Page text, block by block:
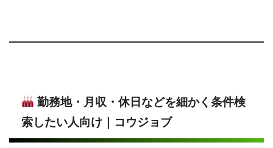
勤務地・月収・休日などを細かく条件検
索したい人向け｜コウジョブ